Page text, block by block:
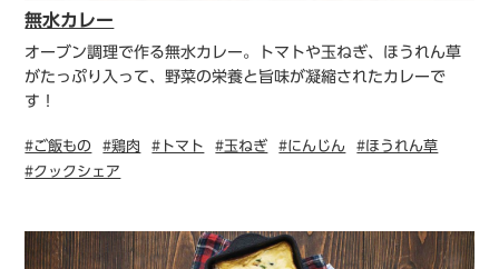
無水カレー
オーブン調理で作る無水カレー。トマトや玉ねぎ、ほうれん草
がたっぷり入って、野菜の栄養と旨味が凝縮されたカレーで
す！
#ご飯もの #鶏肉 #トマト #玉ねぎ #にんじん
#ほうれん草
#クックシェア